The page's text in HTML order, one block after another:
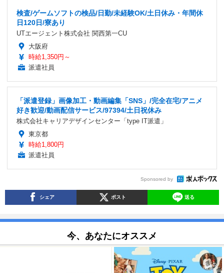
検査/ゲームソフトの検品/日勤/未経験OK/土日休み・年間休
日120日/寮あり
UTエージェント株式会社 関西第一CU
大阪府
時給1,350円～
派遣社員
「派遣登録」画像加工・動画編集「SNS」/完全在宅/アニメ
好き歓迎/動画配信サービス/97394/土日祝休み
株式会社キャリアデザインセンター「type IT派遣」
東京都
時給1,800円
派遣社員
Sponsored by
シェア ポスト 送る
今、あなたにオススメ